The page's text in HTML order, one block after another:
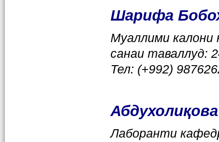
Шарифа
Муаллими калони
санаи таваллуд:
Тел: (+992)
Абдухолиқова
Лаборанти